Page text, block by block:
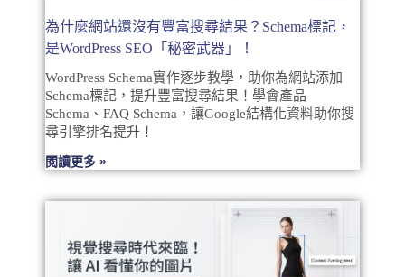
為什麼網站還沒有豐富搜尋結果？Schema標記，
是WordPress SEO「秘密武器」！
WordPress Schema實作逐步教學，助你為網站添加
Schema標記，提升豐富搜尋結果！學會產品
Schema、FAQ Schema，讓Google結構化資料助你搜
尋引擎排名提升！
閱讀更多 »